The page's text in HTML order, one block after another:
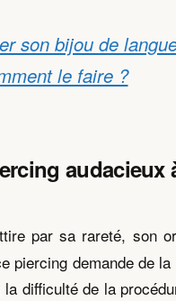
son bijou de
le faire ?
audacieux
par sa rareté, son
piercing demande de la
difficulté de la